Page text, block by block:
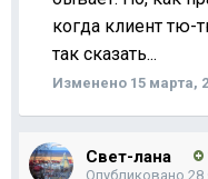
когда клиент тю-
так сказать...
Изменено 15 марта,
Свет-лана
Опубликовано 28